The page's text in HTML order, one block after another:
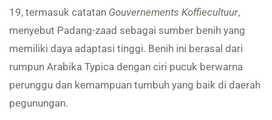
19, termasuk catatan Gouvernements Koffiecultuur,
menyebut Padang-zaad sebagai sumber benih yang
memiliki daya adaptasi tinggi. Benih ini berasal dari
rumpun Arabika Typica dengan ciri pucuk berwarna
perunggu dan kemampuan tumbuh yang baik di daerah
pegunungan.